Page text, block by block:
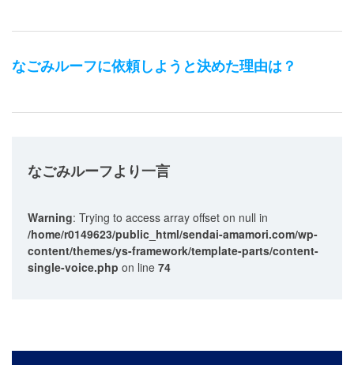
なごみルーフに依頼しようと決めた理由は？
なごみルーフより一言
Warning: Trying to access array offset on null in
/home/r0149623/public_html/sendai-amamori.com/wp-
content/themes/ys-framework/template-parts/content-
single-voice.php on line 74